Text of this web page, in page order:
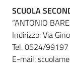
SCUOLA
“ANTONIO
Indirizzo: Via
Tel. 0524/99197
E-mail: